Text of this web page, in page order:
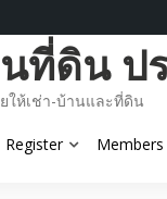
ที่ดิน ป
ห้เช่า-บ้านและที่ดิน
Register Members